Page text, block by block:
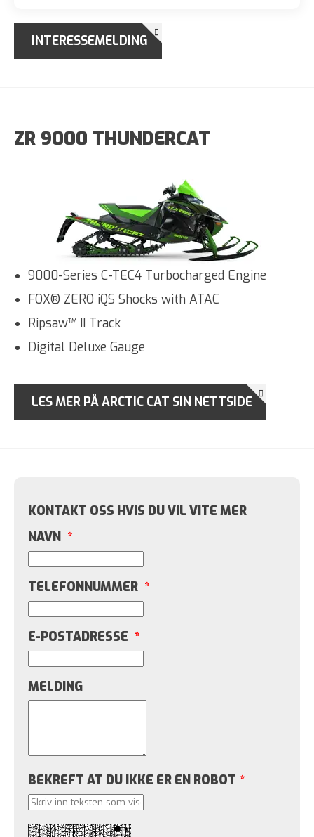
INTERESSEMELDING
ZR 9000 THUNDERCAT
9000-Series C-TEC4 Turbocharged Engine
FOX® ZERO iQS Shocks with ATAC
Ripsaw™ II Track
Digital Deluxe Gauge
LES MER PÅ ARCTIC CAT SIN NETTSIDE
KONTAKT OSS HVIS DU VIL VITE MER
NAVN *
TELEFONNUMMER *
E-POSTADRESSE *
MELDING
BEKREFT AT DU IKKE ER EN ROBOT *